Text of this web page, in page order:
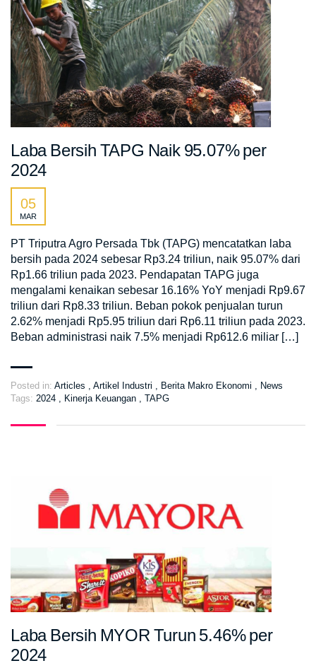
Laba Bersih TAPG Naik 95.07% per
2024
05
MAR
PT Triputra Agro Persada Tbk (TAPG) mencatatkan laba
bersih pada 2024 sebesar Rp3.24 triliun, naik 95.07% dari
Rp1.66 triliun pada 2023. Pendapatan TAPG juga
mengalami kenaikan sebesar 16.16% YoY menjadi Rp9.67
triliun dari Rp8.33 triliun. Beban pokok penjualan turun
2.62% menjadi Rp5.95 triliun dari Rp6.11 triliun pada 2023.
Beban administrasi naik 7.5% menjadi Rp612.6 miliar […]
Posted in: Articles Artikel Industri Berita Makro Ekonomi
News
Tags: 2024 Kinerja Keuangan TAPG
Laba Bersih MYOR Turun 5.46% per
2024